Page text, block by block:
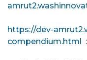
https://dev-
compendium.html